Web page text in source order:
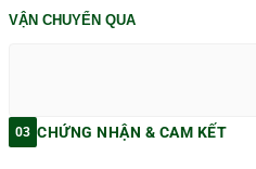
VẬN CHUYỂN QUA
03 CHỨNG NHẬN & CAM KẾT